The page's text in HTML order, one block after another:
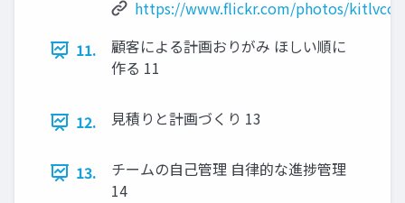
https://www.flickr.com/photos/
11.
顧客による計画おりがみ ほしい順に
作る 11
12. 見積りと計画づくり 13
13.
チームの自己管理 自律的な進捗管理
14